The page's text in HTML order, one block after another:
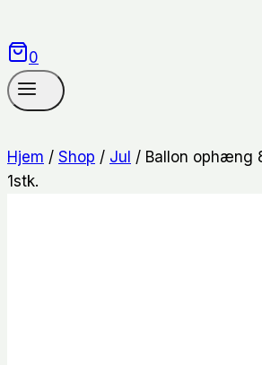
0
Hjem / Shop / Jul / Ballon ophæng
1stk.